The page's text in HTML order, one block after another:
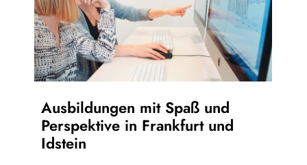
Ausbildungen mit Spaß und
Perspektive in Frankfurt und
Idstein